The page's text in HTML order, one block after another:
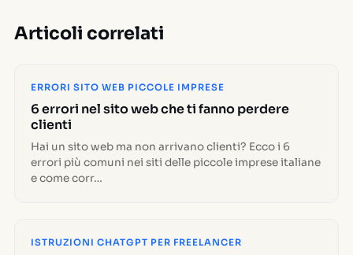
Articoli correlati
ERRORI SITO WEB PICCOLE IMPRESE
6 errori nel sito web che ti fanno perdere
clienti
Hai un sito web ma non arrivano clienti? Ecco i 6
errori più comuni nei siti delle piccole imprese italiane
e come corr…
ISTRUZIONI CHATGPT PER FREELANCER